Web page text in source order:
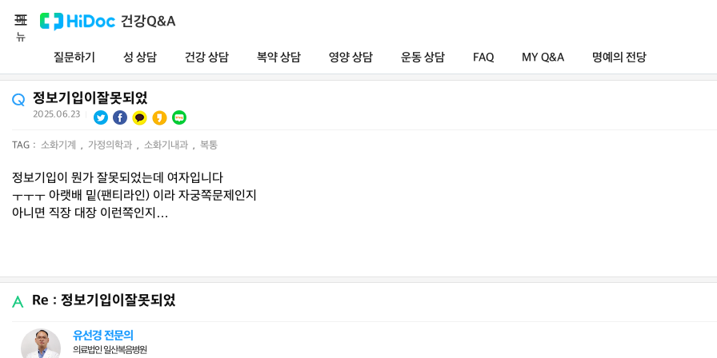
건강Q&A
질문하기 성 상담 건강 상담 복약 상담 영양 상담 운동 상담 FAQ MY Q&A 명예의 전당
메
뉴
정보기입이잘못되었
2025.06.23
TAG : 소화기계 , 가정의학과 , 소화기내과 , 복통
정보기입이 뭔가 잘못되었는데 여자입니다
ㅜㅜㅜ 아랫배 밑(팬티라인) 이라 자궁쪽문제인지
아니면 직장 대장 이런쪽인지…
Re : 정보기입이잘못되었
유선경 전문의
의료법인 일산복음병원